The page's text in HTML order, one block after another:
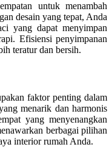
untuk menambah
desain yang tepat, Anda
yang dapat menyimpan
Efisiensi penyimpanan
teratur dan bersih.
faktor penting dalam
menarik dan harmonis
yang menyenangkan
berbagai pilihan
interior rumah Anda.